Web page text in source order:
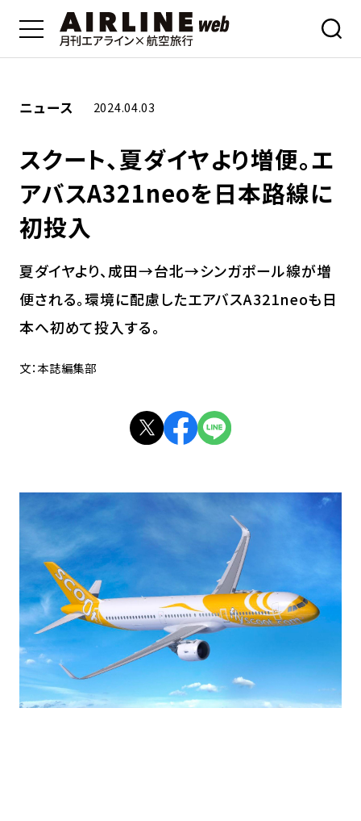
ニュース 2024.04.03
スクート、夏ダイヤより増便。エ
アバスA321neoを日本路線に
初投入
夏ダイヤより、成田→台北→シンガポール線が増
便される。環境に配慮したエアバスA321neoも日
本へ初めて投入する。
文：本誌編集部